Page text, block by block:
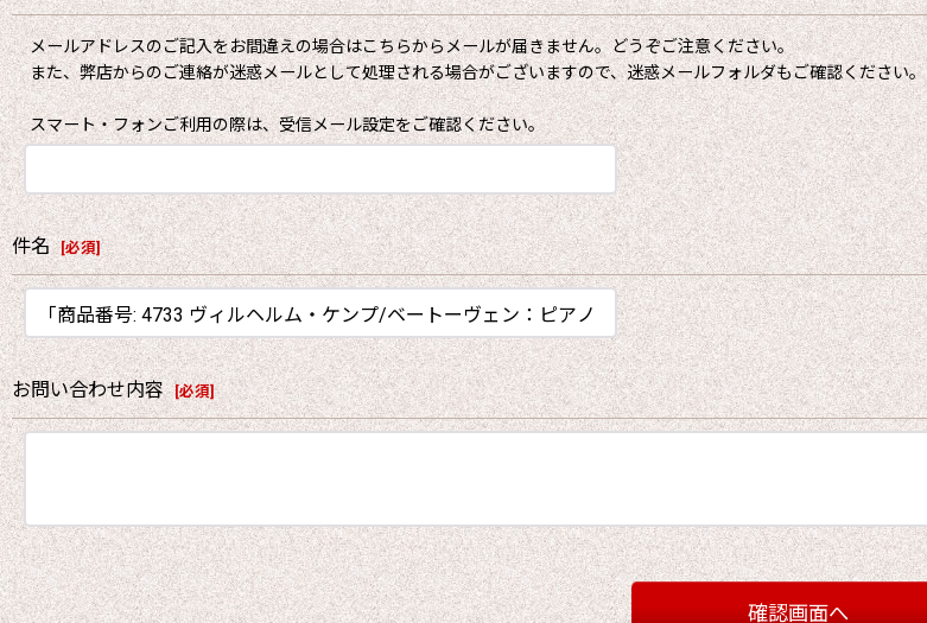
メールアドレスのご記入をお間違えの場合はこちらからメールが届きません。どうぞご注意ください。
また、弊店からのご連絡が迷惑メールとして処理される場合がございますので、迷惑メールフォルダもご確認ください。
スマート・フォンご利用の際は、受信メール設定をご確認ください。
件名 [必須]
お問い合わせ内容 [必須]
確認画面へ